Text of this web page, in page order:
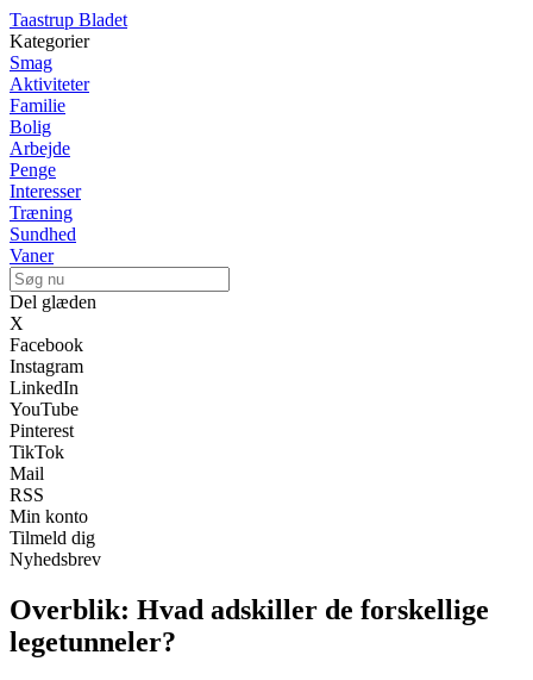
Taastrup Bladet
Kategorier
Smag
Aktiviteter
Familie
Bolig
Arbejde
Penge
Interesser
Træning
Sundhed
Vaner
Del glæden
X
Facebook
Instagram
LinkedIn
YouTube
Pinterest
TikTok
Mail
RSS
Min konto
Tilmeld dig
Nyhedsbrev
Overblik: Hvad adskiller de forskellige
legetunneler?